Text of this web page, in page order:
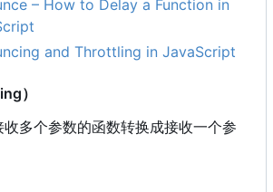
– How to Delay a Function in
and Throttling in JavaScript
）
多个参数的函数转换成接收一个参